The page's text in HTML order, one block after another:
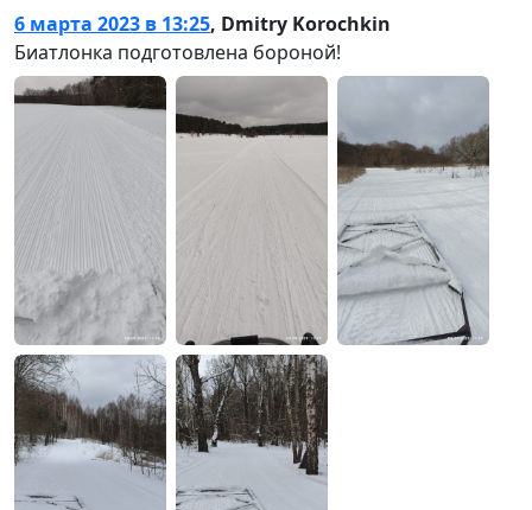
6 марта 2023 в 13:25, Dmitry Korochkin
Биатлонка подготовлена бороной!